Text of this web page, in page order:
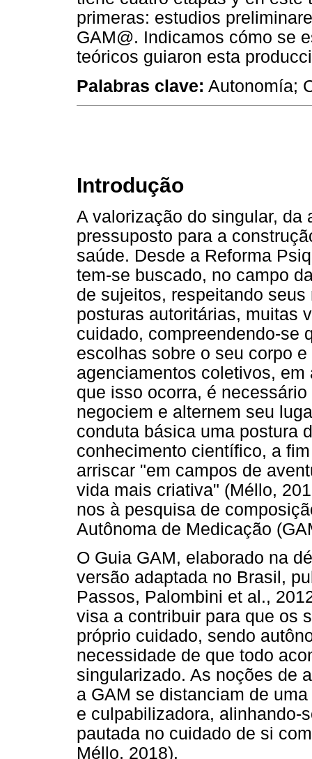
primeras: estudios
GAM@. Indicamos cómo se
teóricos guiaron esta
Palabras clave: Autonomía;
Introdução
A valorização do singular, da
pressuposto para a
saúde. Desde a Reforma
tem-se buscado, no campo
de sujeitos, respeitando
posturas autoritárias, muitas
cuidado, compreendendo-se
escolhas sobre o seu corpo
agenciamentos coletivos,
que isso ocorra, é
negociem e alternem seu
conduta básica uma postura
conhecimento científico, a
arriscar "em campos de
vida mais criativa" (Méllo,
nos à pesquisa de
Autônoma de Medicação
O Guia GAM, elaborado na
versão adaptada no Brasil,
Passos, Palombini et al.,
visa a contribuir para que os
próprio cuidado, sendo
necessidade de que todo
singularizado. As noções de
a GAM se distanciam de
e culpabilizadora, alinhando-
pautada no cuidado de si
Méllo, 2018).